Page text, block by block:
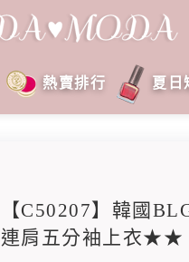
熱賣排行 夏日
【C50207】韓國
連肩五分袖上衣★★